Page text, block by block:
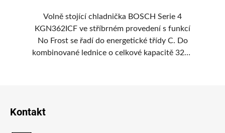
Volně stojící chladnička BOSCH Serie 4
KGN362ICF ve stříbrném provedení s funkcí
No Frost se řadí do energetické třídy C. Do
kombinované lednice o celkové kapacitě 321 l
Kontakt